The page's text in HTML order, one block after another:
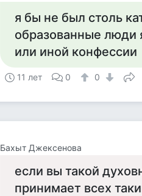
я бы не был столь
образованные люди
или иной конфессии
11 лет 0 0
Бахыт Джексенова
если вы такой
принимает всех